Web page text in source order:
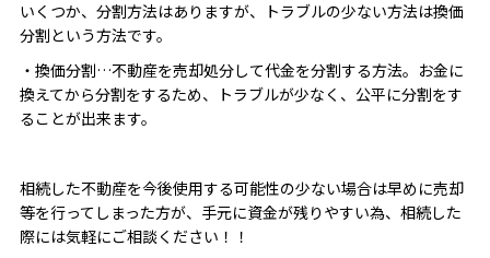
いくつか、分割方法はありますが、トラブルの少ない方法は換価
分割という方法です。
・換価分割…不動産を売却処分して代金を分割する方法。お金に
換えてから分割をするため、トラブルが少なく、公平に分割をす
ることが出来ます。
相続した不動産を今後使用する可能性の少ない場合は早めに売却
等を行ってしまった方が、手元に資金が残りやすい為、相続した
際には気軽にご相談ください！！